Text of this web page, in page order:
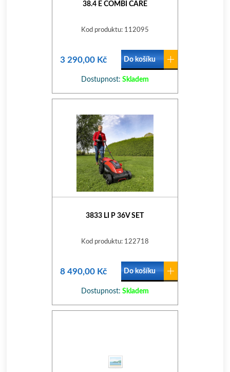
38.4 E COMBI CARE
Kod produktu: 112095
3 290,00 Kč Do košíku
Dostupnost: Skladem
3833 LI P 36V SET
Kod produktu: 122718
8 490,00 Kč Do košíku
Dostupnost: Skladem